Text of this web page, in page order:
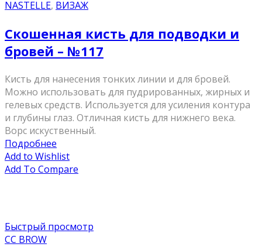
NASTELLE, ВИЗАЖ
Скошенная кисть для подводки и
бровей – №117
Кисть для нанесения тонких линии и для бровей.
Можно использовать для пудрированных, жирных и
гелевых средств. Используется для усиления контура
и глубины глаз. Отличная кисть для нижнего века.
Ворс искуственный.
Подробнее
Add to Wishlist
Add To Compare
Быстрый просмотр
CC BROW